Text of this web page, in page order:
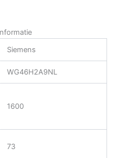
Siemens
WG46H2A9NL
1600
73